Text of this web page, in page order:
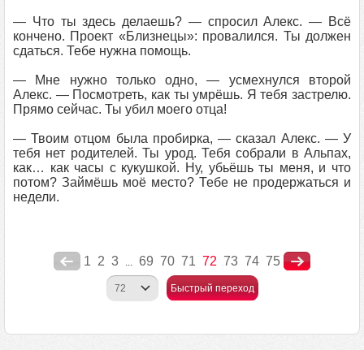
— Что ты здесь делаешь? — спросил Алекс. — Всё
кончено. Проект «Близнецы»: провалился. Ты должен
сдаться. Тебе нужна помощь.
— Мне нужно только одно, — усмехнулся второй
Алекс. — Посмотреть, как ты умрёшь. Я тебя застрелю.
Прямо сейчас. Ты убил моего отца!
— Твоим отцом была пробирка, — сказал Алекс. — У
тебя нет родителей. Ты урод. Тебя собрали в Альпах,
как… как часы с кукушкой. Ну, убьёшь ты меня, и что
потом? Займёшь моё место? Тебе не продержаться и
недели.
1 2 3 ... 69 70 71 72 73 74 75
Быстрый переход